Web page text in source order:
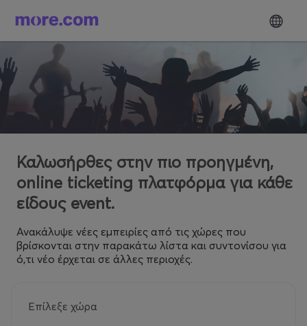
Καλωσήρθες στην πιο προηγμένη,
online ticketing πλατφόρμα για κάθε
είδους event.
Ανακάλυψε νέες εμπειρίες από τις χώρες που
βρίσκονται στην παρακάτω λίστα και συντονίσου για
ό,τι νέο έρχεται σε άλλες περιοχές.
Επίλεξε χώρα